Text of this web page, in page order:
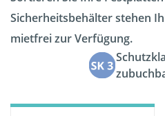
Sicherheitsbehälter stehen
mietfrei zur Verfügung.